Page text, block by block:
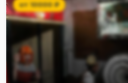
от 10000₽